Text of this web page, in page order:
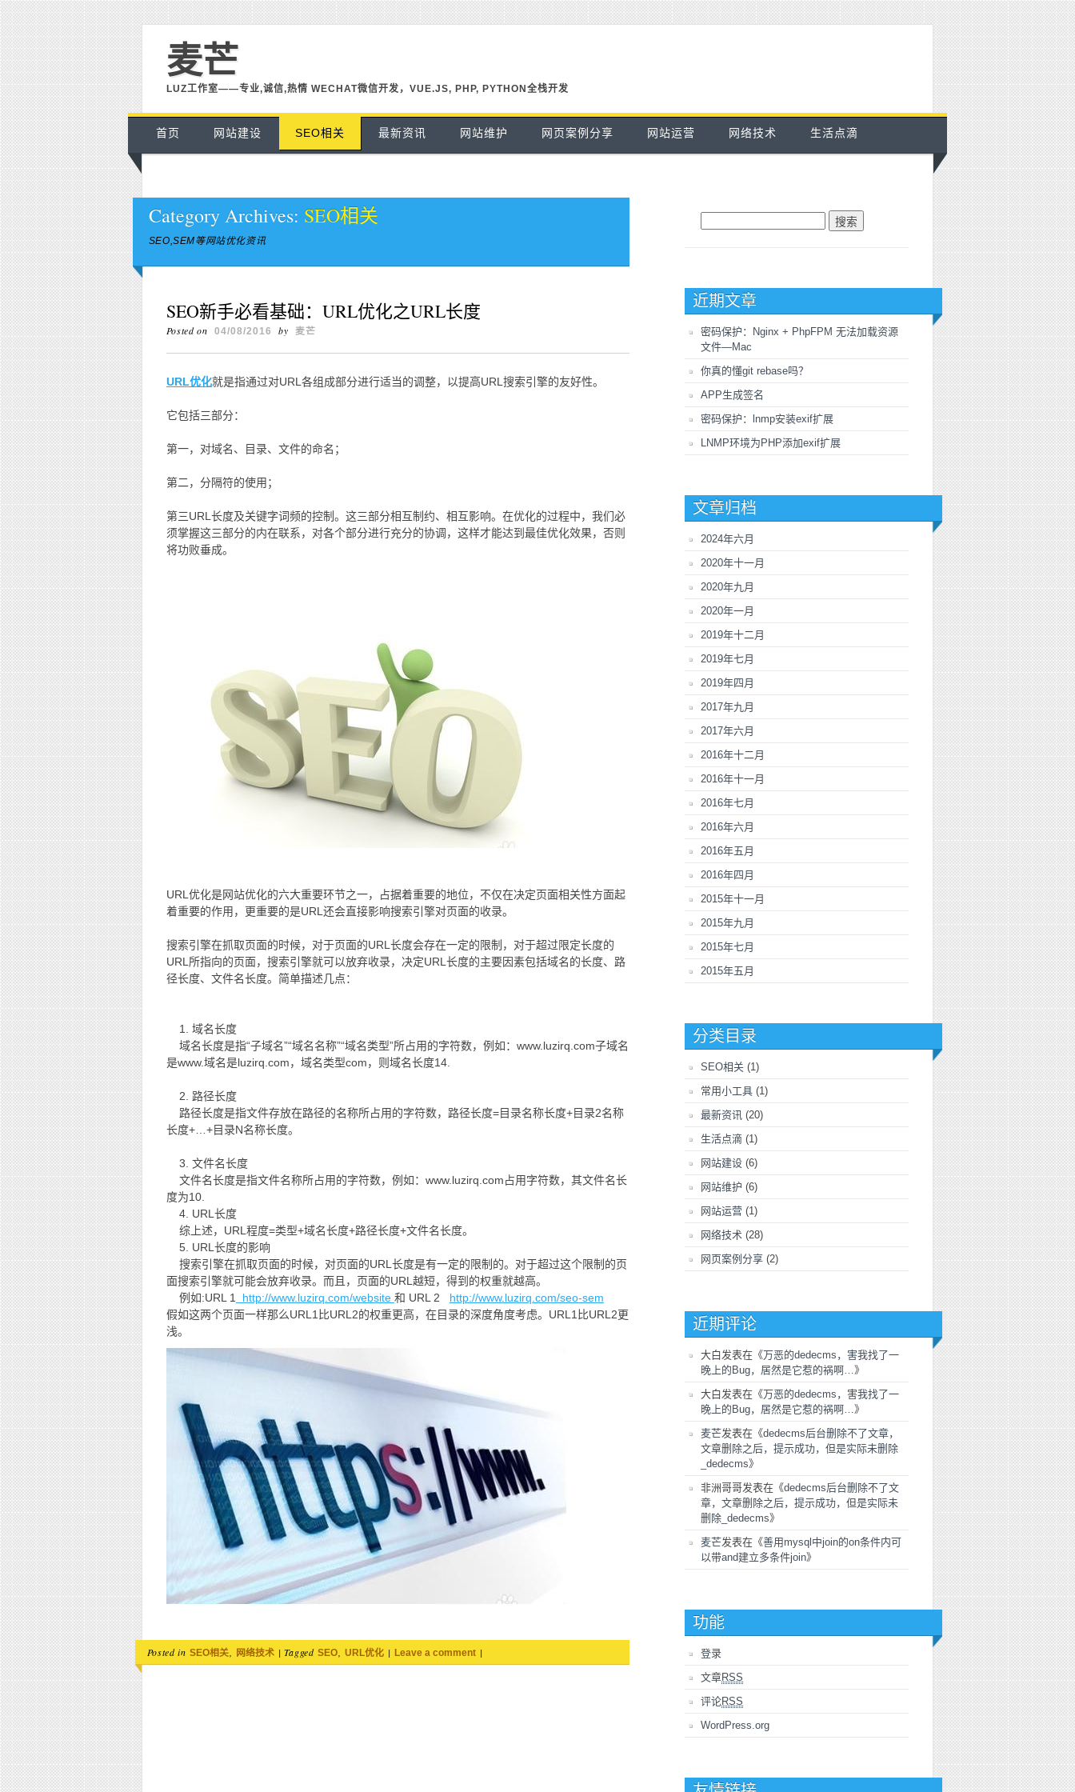
麦芒
LUZ工作室——专业,诚信,热情 WECHAT微信开发，VUE.JS, PHP, PYTHON全栈开发
Main menu
Skip to content
首页
网站建设 SEO相关 最新资讯 网站维护 网页案例分享 网站运营 网络技术 生活点滴
Category Archives: SEO相关
SEO,SEM等网站优化资讯
SEO新手必看基础：URL优化之URL长度
Posted on 04/08/2016 by 麦芒
URL优化就是指通过对URL各组成部分进行适当的调整，以提高URL搜索引擎的友好性。
它包括三部分：
第一，对域名、目录、文件的命名；
第二，分隔符的使用；
第三URL长度及关键字词频的控制。这三部分相互制约、相互影响。在优化的过程中，我们必
须掌握这三部分的内在联系，对各个部分进行充分的协调，这样才能达到最佳优化效果，否则
将功败垂成。
URL优化是网站优化的六大重要环节之一，占据着重要的地位，不仅在决定页面相关性方面起
着重要的作用，更重要的是URL还会直接影响搜索引擎对页面的收录。
搜索引擎在抓取页面的时候，对于页面的URL长度会存在一定的限制，对于超过限定长度的
URL所指向的页面，搜索引擎就可以放弃收录，决定URL长度的主要因素包括域名的长度、路
径长度、文件名长度。简单描述几点：
1. 域名长度
域名长度是指“子域名”“域名名称”“域名类型”所占用的字符数，例如：www.luzirq.com子域名
是www.域名是luzirq.com，域名类型com，则域名长度14.
2. 路径长度
路径长度是指文件存放在路径的名称所占用的字符数，路径长度=目录名称长度+目录2名称
长度+…+目录N名称长度。
3. 文件名长度
文件名长度是指文件名称所占用的字符数，例如：www.luzirq.com占用字符数，其文件名长
度为10.
4. URL长度
综上述，URL程度=类型+域名长度+路径长度+文件名长度。
5. URL长度的影响
搜索引擎在抓取页面的时候，对页面的URL长度是有一定的限制的。对于超过这个限制的页
面搜索引擎就可能会放弃收录。而且，页面的URL越短，得到的权重就越高。
例如:URL 1
http://www.luzirq.com/website 和 URL 2 http://www.luzirq.com/seo-sem
假如这两个页面一样那么URL1比URL2的权重更高，在目录的深度角度考虑。URL1比URL2更
浅。
Posted in SEO相关, 网络技术 | Tagged SEO, URL优化 | Leave a comment |
近期文章
密码保护：Nginx + PhpFPM 无法加载资源
文件—Mac
你真的懂git rebase吗？
APP生成签名
密码保护：lnmp安装exif扩展
LNMP环境为PHP添加exif扩展
文章归档
2024年六月
2020年十一月
2020年九月
2020年一月
2019年十二月
2019年七月
2019年四月
2017年九月
2017年六月
2016年十二月
2016年十一月
2016年七月
2016年六月
2016年五月
2016年四月
2015年十一月
2015年九月
2015年七月
2015年五月
分类目录
SEO相关 (1)
常用小工具 (1)
最新资讯 (20)
生活点滴 (1)
网站建设 (6)
网站维护 (6)
网站运营 (1)
网络技术 (28)
网页案例分享 (2)
近期评论
大白发表在《万恶的dedecms，害我找了一
晚上的Bug，居然是它惹的祸啊… 》
大白发表在《万恶的dedecms，害我找了一
晚上的Bug，居然是它惹的祸啊… 》
麦芒发表在《dedecms后台删除不了文章，
文章删除之后，提示成功，但是实际未删除
_dedecms》
非洲哥哥发表在《dedecms后台删除不了文
章，文章删除之后，提示成功，但是实际未
删除_dedecms》
麦芒发表在《善用mysql中join的on条件内可
以带and建立多条件join》
功能
登录
文章RSS
评论RSS
WordPress.org